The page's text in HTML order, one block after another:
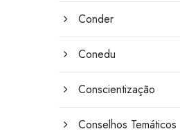
Conder
Conedu
Conscientização
Conselhos Temáticos